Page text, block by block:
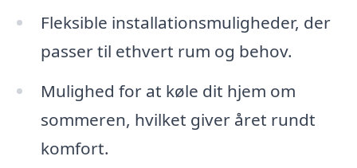
Fleksible installationsmuligheder, der
passer til ethvert rum og behov.
Mulighed for at køle dit hjem om
sommeren, hvilket giver året rundt
komfort.